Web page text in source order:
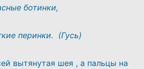
ботинки,
перинки. (Гусь)
вытянутая шея , а пальцы на